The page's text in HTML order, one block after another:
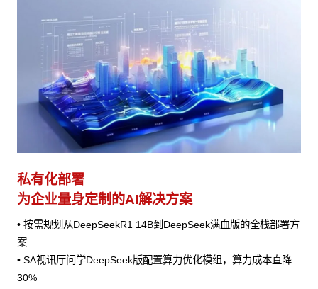
私有化部署
为企业量身定制的AI解决方案
• 按需规划从DeepSeekR1 14B到DeepSeek满血版的全栈部署方
案
• SA视讯厅问学DeepSeek版配置算力优化模组，算力成本直降
30%